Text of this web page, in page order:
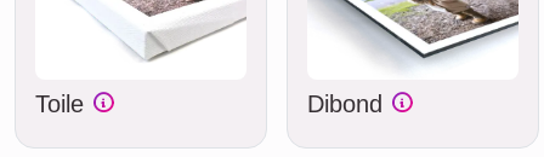
Toile Dibond